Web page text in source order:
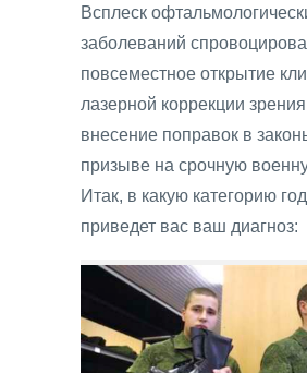
Всплеск
заболеваний
повсеместное открытие
лазерной коррекции
внесение поправок в
призыве на срочную
Итак, в какую категорию
приведет вас ваш диагноз: